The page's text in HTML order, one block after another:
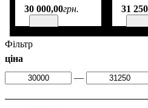
30 000,00грн.
31 250
Фільтр
ціна
—